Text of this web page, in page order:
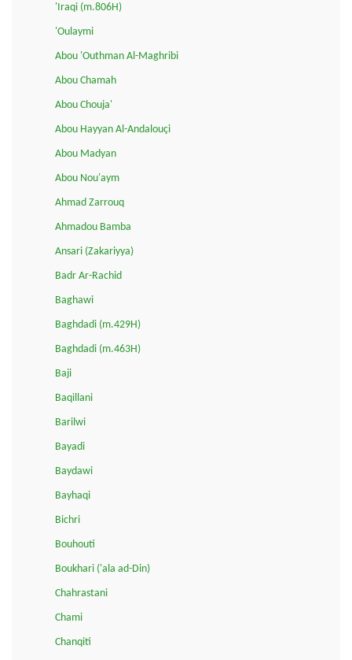
'Iraqi (m.806H)
'Oulaymi
Abou 'Outhman Al-Maghribi
Abou Chamah
Abou Chouja'
Abou Hayyan Al-Andalouçi
Abou Madyan
Abou Nou'aym
Ahmad Zarrouq
Ahmadou Bamba
Ansari (Zakariyya)
Badr Ar-Rachid
Baghawi
Baghdadi (m.429H)
Baghdadi (m.463H)
Baji
Baqillani
Barilwi
Bayadi
Baydawi
Bayhaqi
Bichri
Bouhouti
Boukhari ('ala ad-Din)
Chahrastani
Chami
Chanqiti